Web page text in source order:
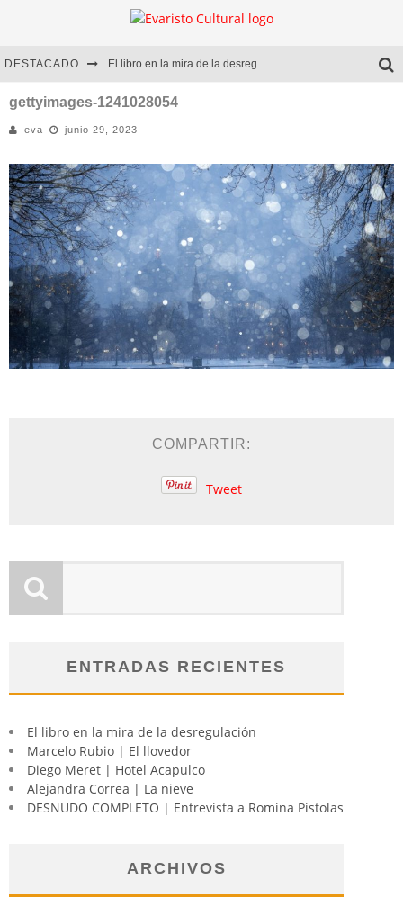
DESTACADO El libro en la mira de la desregulación
Marcelo Rubio | El llovedor
Diego Meret | Hotel Acapulco
Alejandra Correa | La nieve
gettyimages-1241028054
eva junio 29, 2023
COMPARTIR:
Tweet
ENTRADAS RECIENTES
El libro en la mira de la desregulación
Marcelo Rubio | El llovedor
Diego Meret | Hotel Acapulco
Alejandra Correa | La nieve
DESNUDO COMPLETO | Entrevista a Romina Pistolas
ARCHIVOS